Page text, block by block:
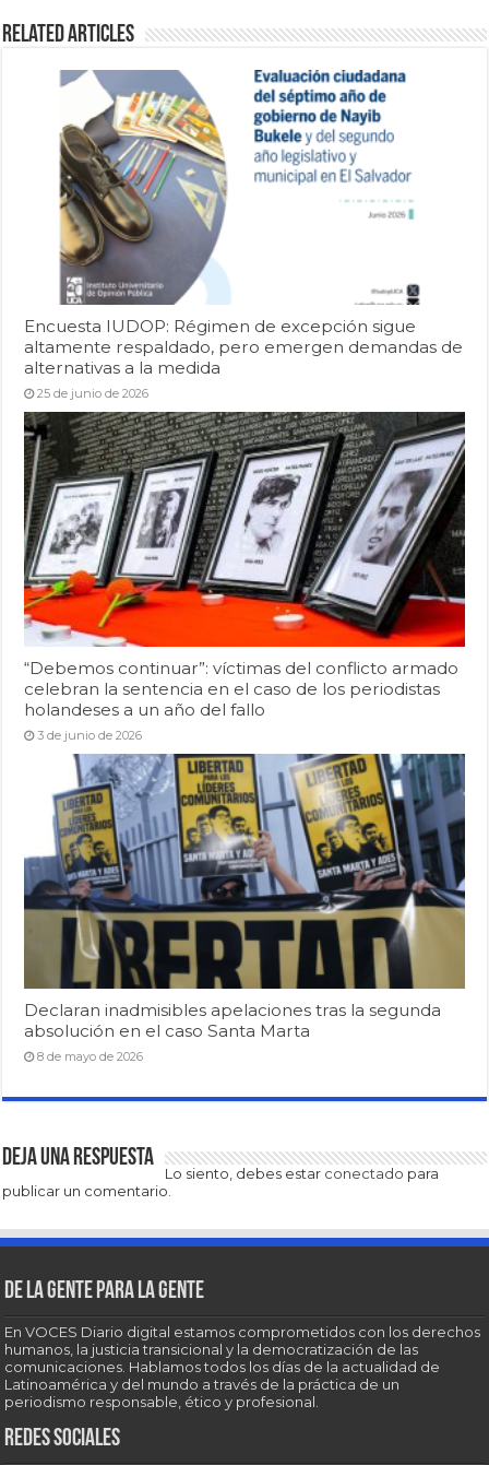
Related Articles
Encuesta IUDOP: Régimen de excepción sigue
altamente respaldado, pero emergen demandas de
alternativas a la medida
25 de junio de 2026
“Debemos continuar”: víctimas del conflicto armado
celebran la sentencia en el caso de los periodistas
holandeses a un año del fallo
3 de junio de 2026
Declaran inadmisibles apelaciones tras la segunda
absolución en el caso Santa Marta
8 de mayo de 2026
Deja una respuesta
Lo siento, debes estar conectado para
publicar un comentario.
De la gente para la gente
En VOCES Diario digital estamos comprometidos con los derechos
humanos, la justicia transicional y la democratización de las
comunicaciones. Hablamos todos los días de la actualidad de
Latinoamérica y del mundo a través de la práctica de un
periodismo responsable, ético y profesional.
Redes sociales